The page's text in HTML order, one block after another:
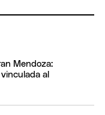
Mendoza:
al